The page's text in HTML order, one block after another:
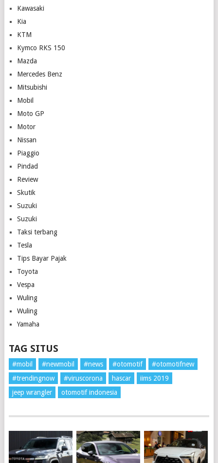
Kawasaki
Kia
KTM
Kymco RKS 150
Mazda
Mercedes Benz
Mitsubishi
Mobil
Moto GP
Motor
Nissan
Piaggio
Pindad
Review
Skutik
Suzuki
Suzuki
Taksi terbang
Tesla
Tips Bayar Pajak
Toyota
Vespa
Wuling
Wuling
Yamaha
TAG SITUS
#mobil #newmobil #news #otomotif
#otomotifnew
#trendingnow
#viruscorona hascar
iims 2019
jeep wrangler
otomotif indonesia